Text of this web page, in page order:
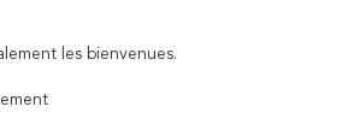
les bienvenues.